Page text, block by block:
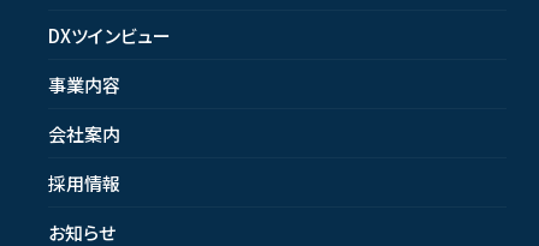
DXツインビュー
事業内容
会社案内
採用情報
お知らせ